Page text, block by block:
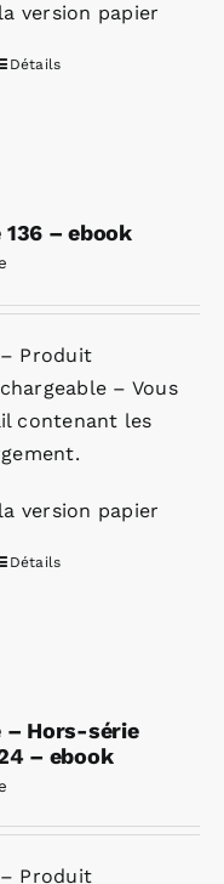
version papier
Détails
136 – ebook
Produit
– Vous
contenant les
version papier
Détails
– Hors-série
– ebook
Produit